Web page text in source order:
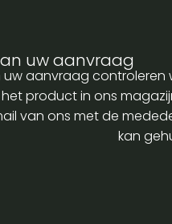
uw aanvraag
uw aanvraag controleren
product in ons
van ons met de
kan